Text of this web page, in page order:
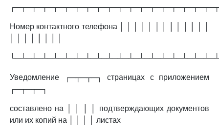
Номер контактного телефона │ │ │ │ │ │ │ │ │ │ │ │ │
Уведомление ┌─┬─┬─┐ страницах с приложением
┌─┬─┬─┐
составлено на │ │ │ │ подтверждающих документов
или их копий на │ │ │ │ листах